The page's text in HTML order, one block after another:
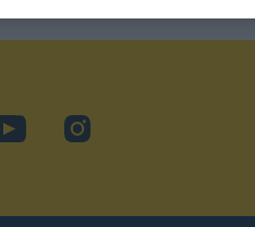
YouTubeInstagram